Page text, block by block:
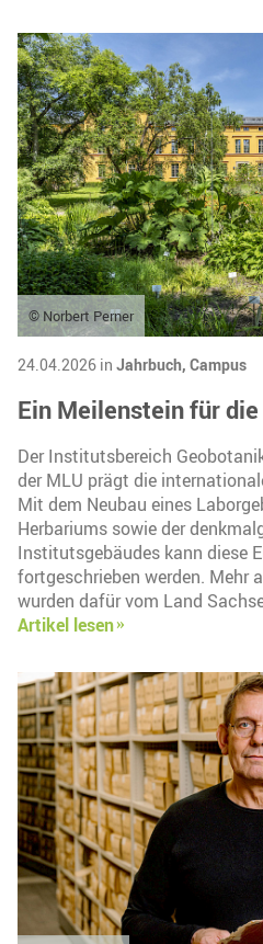
© Norbert Perner
24.04.2026 in Jahrbuch, Campus
Ein Meilenstein für
Der Institutsbereich
der MLU prägt die
Mit dem Neubau eines
Herbariums sowie der
Institutsgebäudes kann diese
fortgeschrieben werden. Mehr
wurden dafür vom Land
Artikel lesen